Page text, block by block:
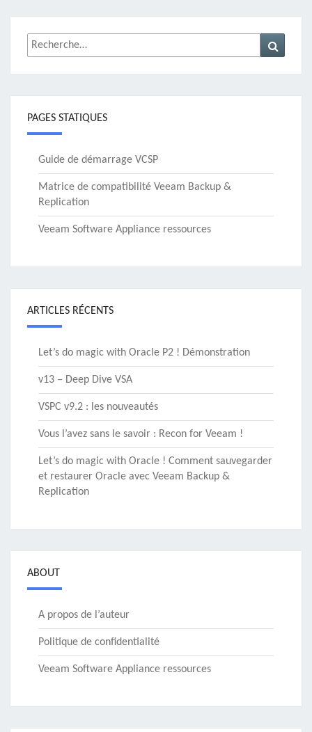
Rechercher :
PAGES STATIQUES
Guide de démarrage VCSP
Matrice de compatibilité Veeam Backup &
Replication
Veeam Software Appliance ressources
ARTICLES RÉCENTS
Let’s do magic with Oracle P2 ! Démonstration
v13 – Deep Dive VSA
VSPC v9.2 : les nouveautés
Vous l’avez sans le savoir : Recon for Veeam !
Let’s do magic with Oracle ! Comment sauvegarder
et restaurer Oracle avec Veeam Backup &
Replication
ABOUT
A propos de l’auteur
Politique de confidentialité
Veeam Software Appliance ressources